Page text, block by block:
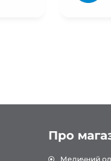
Про
Медичний